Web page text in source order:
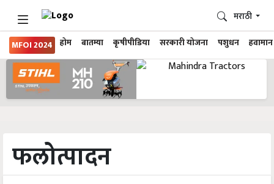
MFOI 2024 होम बातम्या कृषीपीडिया सरकारी योजना पशुधन हवामान
मराठी
फलोत्पादन